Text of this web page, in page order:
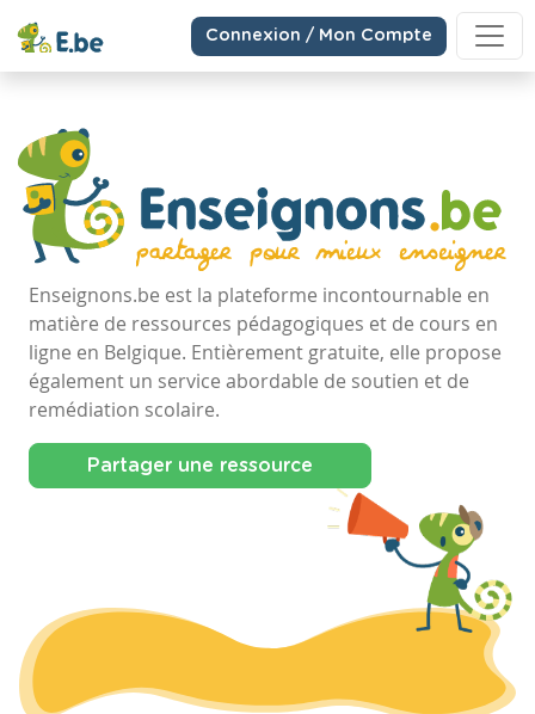
Connexion / Mon Compte
Enseignons.be est la plateforme incontournable en
matière de ressources pédagogiques et de cours en
ligne en Belgique. Entièrement gratuite, elle propose
également un service abordable de soutien et de
remédiation scolaire.
Partager une ressource